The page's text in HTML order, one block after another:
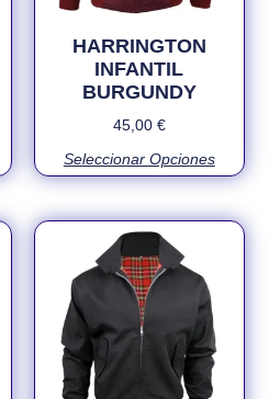
HARRINGTON
INFANTIL
BURGUNDY
45,00 €
Seleccionar Opciones